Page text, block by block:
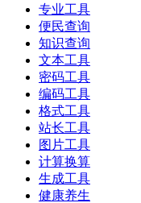
专业工具
便民查询
知识查询
文本工具
密码工具
编码工具
格式工具
站长工具
图片工具
计算换算
生成工具
健康养生